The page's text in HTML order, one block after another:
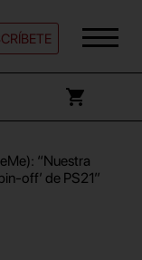
“Nuestra
off’ de PS21”